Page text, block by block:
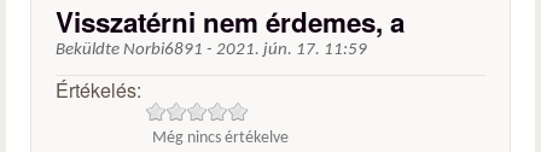
Visszatérni nem érdemes, a
Beküldte Norbi6891 - 2021. jún. 17. 11:59
Értékelés:
Még nincs értékelve